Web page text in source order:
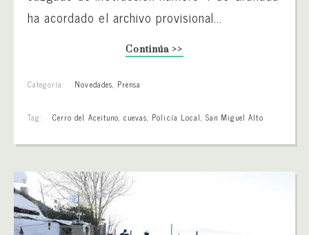
ha acordado el archivo provisional...
Continúa >>
Categoría: Novedades, Prensa
Tag: Cerro del Aceituno, cuevas, Policía Local, San Miguel Alto